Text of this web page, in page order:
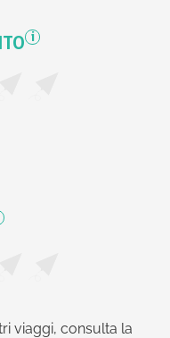
i
viaggi, consulta la